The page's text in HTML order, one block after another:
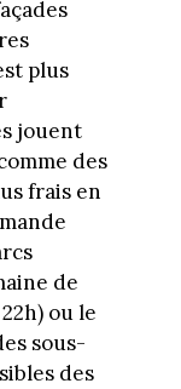
plus
jouent
des
frais en
de
ou le
sous-
des